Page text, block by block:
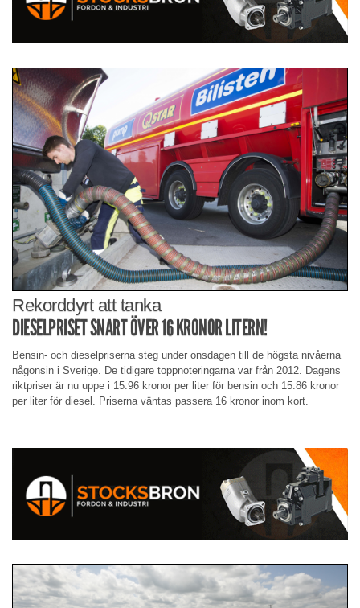
Rekorddyrt att tanka
DIESELPRISET SNART ÖVER 16 KRONOR LITERN!
Bensin- och dieselpriserna steg under onsdagen till de högsta nivåerna
någonsin i Sverige. De tidigare toppnoteringarna var från 2012. Dagens
riktpriser är nu uppe i 15.96 kronor per liter för bensin och 15.86 kronor
per liter för diesel. Priserna väntas passera 16 kronor inom kort.